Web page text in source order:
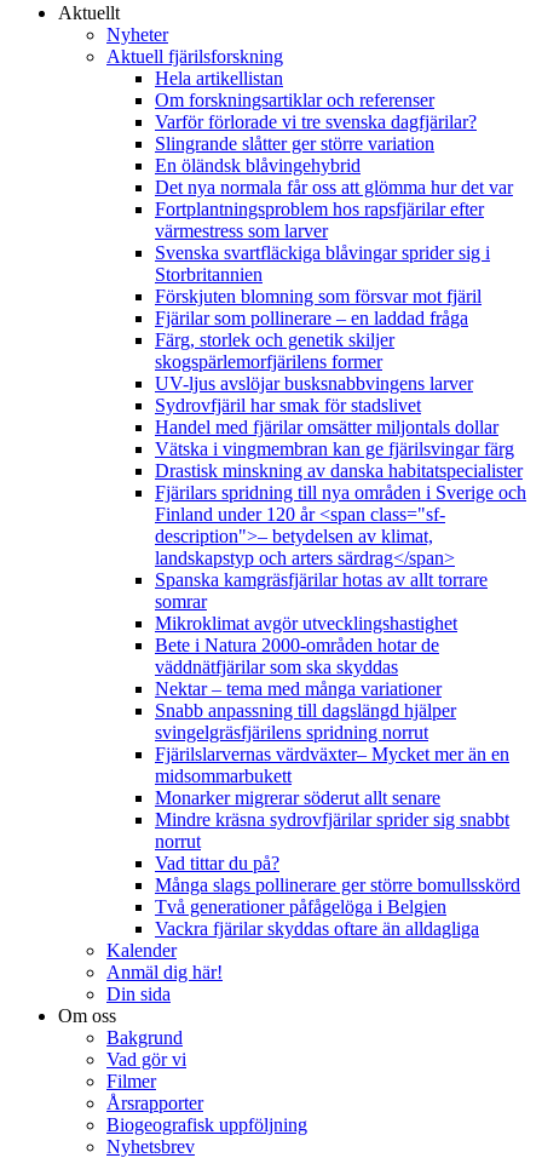
Aktuellt
Nyheter
Aktuell fjärilsforskning
Hela artikellistan
Om forskningsartiklar och referenser
Varför förlorade vi tre svenska dagfjärilar?
Slingrande slåtter ger större variation
En öländsk blåvingehybrid
Det nya normala får oss att glömma hur det var
Fortplantningsproblem hos rapsfjärilar efter
värmestress som larver
Svenska svartfläckiga blåvingar sprider sig i
Storbritannien
Förskjuten blomning som försvar mot fjäril
Fjärilar som pollinerare – en laddad fråga
Färg, storlek och genetik skiljer
skogspärlemorfjärilens former
UV-ljus avslöjar busksnabbvingens larver
Sydrovfjäril har smak för stadslivet
Handel med fjärilar omsätter miljontals dollar
Vätska i vingmembran kan ge fjärilsvingar färg
Drastisk minskning av danska habitatspecialister
Fjärilars spridning till nya områden i Sverige och
Finland under 120 år <span class="sf-
description">– betydelsen av klimat,
landskapstyp och arters särdrag</span>
Spanska kamgräsfjärilar hotas av allt torrare
somrar
Mikroklimat avgör utvecklingshastighet
Bete i Natura 2000-områden hotar de
väddnätfjärilar som ska skyddas
Nektar – tema med många variationer
Snabb anpassning till dagslängd hjälper
svingelgräsfjärilens spridning norrut
Fjärilslarvernas värdväxter– Mycket mer än en
midsommarbukett
Monarker migrerar söderut allt senare
Mindre kräsna sydrovfjärilar sprider sig snabbt
norrut
Vad tittar du på?
Många slags pollinerare ger större bomullsskörd
Två generationer påfågelöga i Belgien
Vackra fjärilar skyddas oftare än alldagliga
Kalender
Anmäl dig här!
Din sida
Om oss
Bakgrund
Vad gör vi
Filmer
Årsrapporter
Biogeografisk uppföljning
Nyhetsbrev